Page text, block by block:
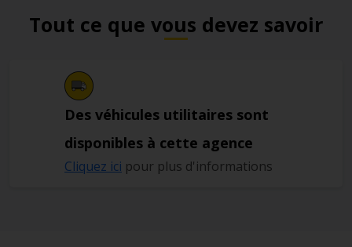
Tout ce que vous devez savoir
Des véhicules utilitaires sont
disponibles à cette agence
Cliquez ici pour plus d'informations